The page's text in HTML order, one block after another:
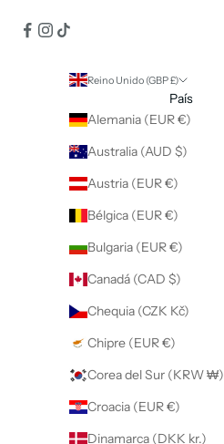
Reino Unido (GBP £)
País
Alemania (EUR €)
Australia (AUD $)
Austria (EUR €)
Bélgica (EUR €)
Bulgaria (EUR €)
Canadá (CAD $)
Chequia (CZK Kč)
Chipre (EUR €)
Corea del Sur (KRW ₩)
Croacia (EUR €)
Dinamarca (DKK kr.)